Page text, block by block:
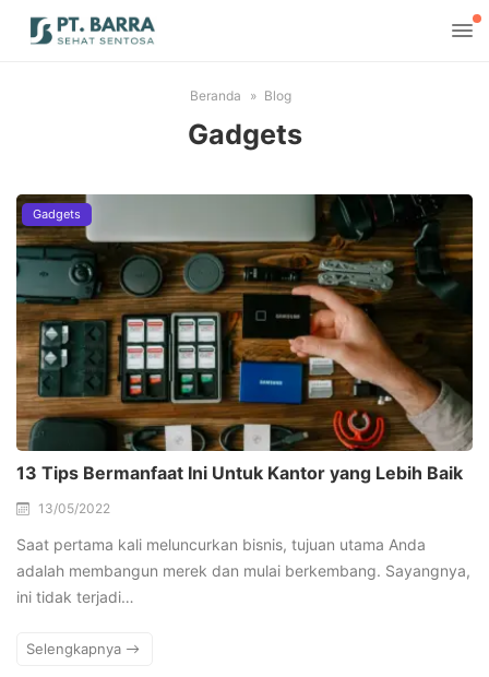
Beranda Blog
Gadgets
Gadgets
13 Tips Bermanfaat Ini Untuk Kantor yang Lebih Baik
13/05/2022
Saat pertama kali meluncurkan bisnis, tujuan utama Anda
adalah membangun merek dan mulai berkembang. Sayangnya,
ini tidak terjadi…
Selengkapnya